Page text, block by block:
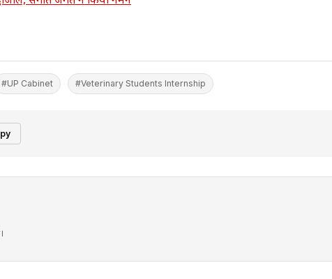
#UP Cabinet #Veterinary Students Internship